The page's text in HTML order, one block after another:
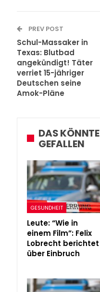
PREV POST
Schul-Massaker in
Texas: Blutbad
angekündigt! Täter
verriet 15-jähriger
Deutschen seine
Amok-Pläne
DAS
GEFALLEN
GESUNDHEIT
Leute: “Wie in
einem Film”: Felix
Lobrecht berichtet
über Einbruch